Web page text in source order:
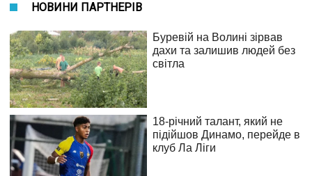
НОВИНИ ПАРТНЕРІВ